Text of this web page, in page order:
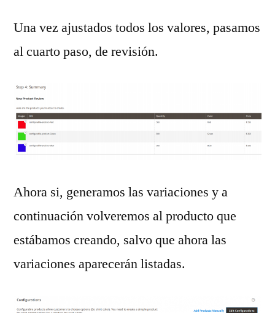
Una vez ajustados todos los valores, pasamos
al cuarto paso, de revisión.
Ahora si, generamos las variaciones y a
continuación volveremos al producto que
estábamos creando, salvo que ahora las
variaciones aparecerán listadas.